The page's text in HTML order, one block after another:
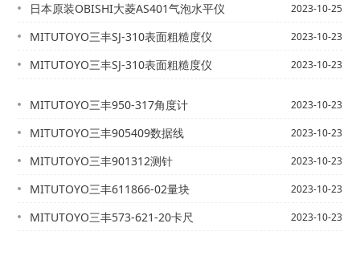
日本原装OBISHI大菱AS401气泡水平仪 2023-10-25
MITUTOYO三丰SJ-310表面粗糙度仪 2023-10-23
MITUTOYO三丰SJ-310表面粗糙度仪 2023-10-23
MITUTOYO三丰950-317角度计 2023-10-23
MITUTOYO三丰905409数据线 2023-10-23
MITUTOYO三丰901312测针 2023-10-23
MITUTOYO三丰611866-02量块 2023-10-23
MITUTOYO三丰573-621-20卡尺 2023-10-23